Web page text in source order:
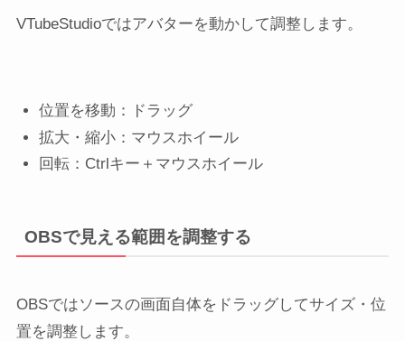
VTubeStudioではアバターを動かして調整します。
位置を移動：ドラッグ
拡大・縮小：マウスホイール
回転：Ctrlキー＋マウスホイール
OBSで見える範囲を調整する
OBSではソースの画面自体をドラッグしてサイズ・位
置を調整します。